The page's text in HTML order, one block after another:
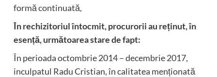
formă continuată,
În rechizitoriul întocmit, procurorii au reținut, în
esență, următoarea stare de fapt:
În perioada octombrie 2014 – decembrie 2017,
inculpatul Radu Cristian, în calitatea menționată